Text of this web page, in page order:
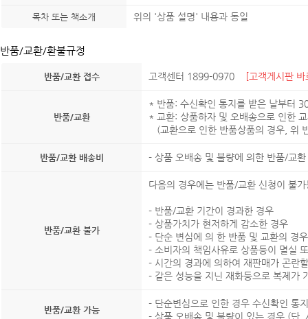
목차 또는 책소개 위의 '상품 설명' 내용과 동일
반품/교환/환불규정
반품/교환 접수 고객센터 1899-0970 [고객게시판
반품/교환
* 반품: 수신확인 통지를 받은 날부터
* 교환: 상품하자 및 오배송으로 인한
(교환으로 인한 반품상품의 경우, 위
반품/교환 배송비 - 상품 오배송 및 불량에 의한 반품/교
반품/교환 불가
다음의 경우에는 반품/교환 신청이 불
- 반품/교환 기간이 경과한 경우
- 상품가치가 현저하게 감소한 경우
- 단순 변심에 의 한 반품 및 교환의 경우
- 소비자의 책임사유로 상품등이 멸실
- 시간의 경과에 의하여 재판매가 곤란
- 같은 성능을 지닌 재화등으로 복제가
반품/교환 가능
- 단순변심으로 인한 경우 수신확인 통
- 상품 오배송 및 불량이 있는 경우 (단,